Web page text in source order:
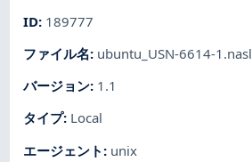
ID: 189777
ファイル名: ubuntu_USN-6614-1.nasl
バージョン: 1.1
タイプ: Local
エージェント : unix